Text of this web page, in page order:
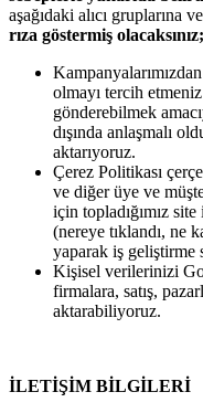
aşağıdaki alıcı gruplarına
rıza göstermiş olacaksınız;
olmayı tercih
gönderebilmek
dışında anlaşmalı
aktarıyoruz.
Çerez Politikası
ve diğer üye ve
için topladığımız
(nereye tıklandı, ne
yaparak iş geliştirme
Kişisel verilerinizi
firmalara, satış,
aktarabiliyoruz.
İLETİŞİM BİLGİLERİ